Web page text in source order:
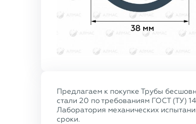
Предлагаем к покупке Трубы
стали 20 по требованиям ГОСТ (ТУ)
Лаборатория механических
сроки.